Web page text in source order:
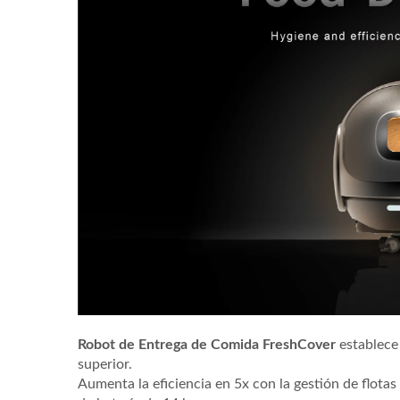
Robot de Entrega de Comida FreshCover
superior.
Aumenta la eficiencia en 5x con la gestión de
Robot De Entrega De Comida
(Tren Bala)